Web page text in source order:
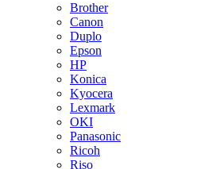
Brother
Canon
Duplo
Epson
HP
Konica
Kyocera
Lexmark
OKI
Panasonic
Ricoh
Riso